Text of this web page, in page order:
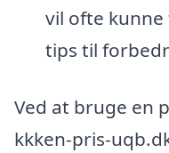
vil ofte
tips til
Ved at bruge en
kkken-pris-